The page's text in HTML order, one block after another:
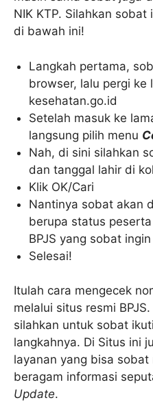
NIK KTP. Silahkan
di bawah ini!
Langkah pertama,
browser, lalu pergi ke
kesehatan.go.id
Setelah masuk ke
langsung pilih menu
Nah, di sini silahkan
dan tanggal lahir di
Klik OK/Cari
Nantinya sobat akan
berupa status
BPJS yang sobat
Selesai!
Itulah cara mengecek
melalui situs resmi
silahkan untuk sobat
langkahnya. Di Situs ini
layanan yang bisa
beragam informasi
Update.